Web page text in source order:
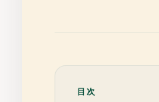
目次